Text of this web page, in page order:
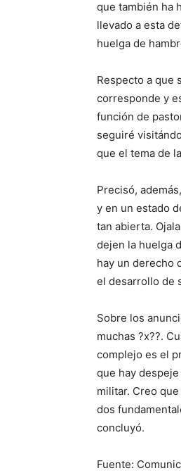
que también ha
llevado a esta
huelga de
Respecto a que
corresponde y
función de
seguiré
que el tema de
Precisó,
y en un estado
tan abierta.
dejen la huelga
hay un derecho
el desarrollo de
Sobre los
muchas ?x??.
complejo es el
que hay
militar. Creo
dos
concluyó.
Fuente: